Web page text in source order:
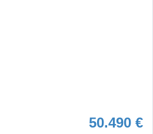
50.490 €